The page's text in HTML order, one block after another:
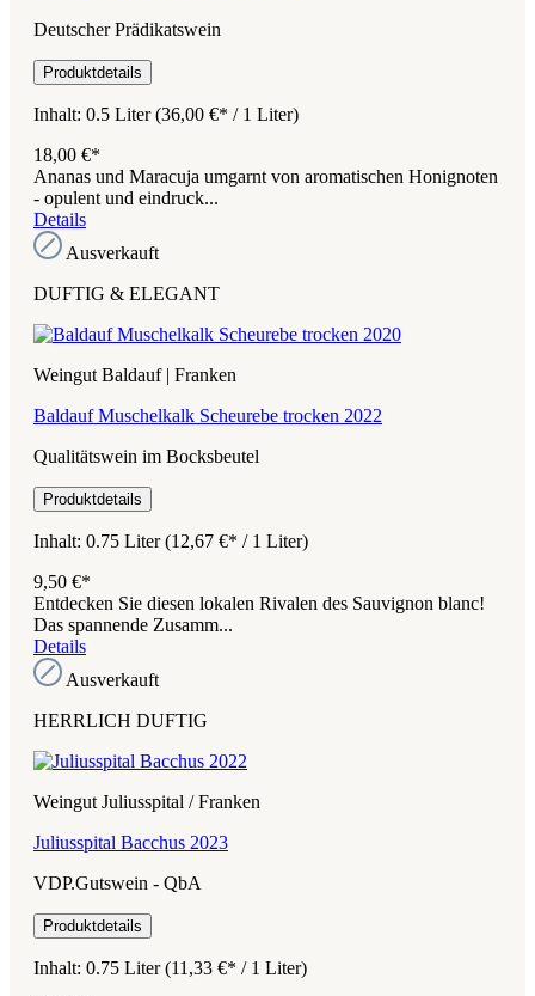
Deutscher Prädikatswein
Produktdetails
Inhalt: 0.5 Liter(36,00 €* / 1 Liter)
18,00 €*
Ananas und Maracuja umgarnt von aromatischen Honignoten
- opulent und eindruck...
Details
Ausverkauft
DUFTIG & ELEGANT
Weingut Baldauf | Franken
Baldauf Muschelkalk Scheurebe trocken 2022
Qualitätswein im Bocksbeutel
Produktdetails
Inhalt: 0.75 Liter(12,67 €* / 1 Liter)
9,50 €*
Entdecken Sie diesen lokalen Rivalen des Sauvignon blanc!
Das spannende Zusamm...
Details
Ausverkauft
HERRLICH DUFTIG
Weingut Juliusspital / Franken
Juliusspital Bacchus 2023
VDP.Gutswein - QbA
Produktdetails
Inhalt: 0.75 Liter(11,33 €* / 1 Liter)